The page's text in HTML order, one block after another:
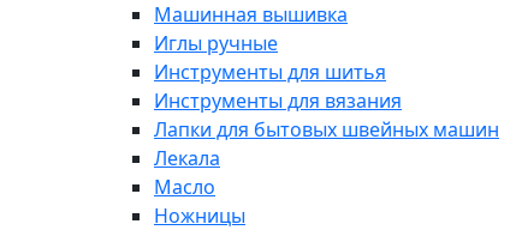
Машинная вышивка
Иглы ручные
Инструменты для шитья
Инструменты для вязания
Лапки для бытовых швейных машин
Лекала
Масло
Ножницы